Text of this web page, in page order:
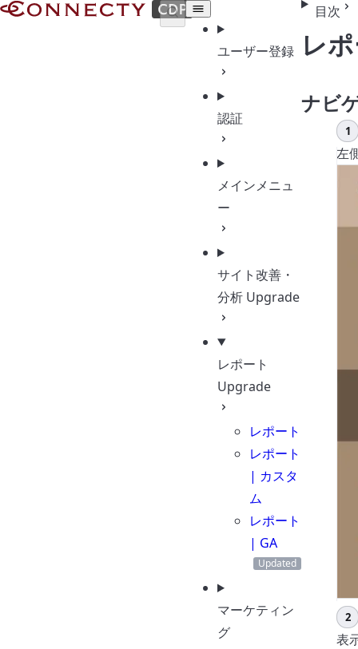
Documents | CONNECTY CDP
ユーザー登録
認証
メインメニュ
ー
サイト改善・
分析 Upgrade
レポート
Upgrade
レポート
レポート
| カスタ
ム
レポート
| GA
マーケティン
グ
目次
レ
ナビ
レ
左
レ
表